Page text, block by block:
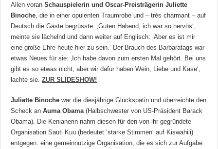
Allen voranSchauspielerin und Oscar-Preisträgerin Juliette
Binoche , die in einer opulenten Traumrobe und – trés charmant – auf
Deutsch die Gäste begrüsste: ‚Guten Habend, ich war so nervös‘,
meinte sie lächelnd und dann weiter auf Englisch: ‚Aber es ist mir
eine große Ehre heute hier zu sein.‘ Der Brauch des Barbaratags war
etwas Neues für sie: ‚Ich habe davon zum ersten Mal gehört. Bei uns
gibt es so etwas nicht, aber wir dafür haben Wein, Liebe und Käse‘,
lachte sie.ZUR SLIDESHOW!
Juliette Binoche war die diesjährige Glückspatin und überreichte den
Scheck anAuma Obama (Halbschwester von US-Präsident Barack
Obama). Die Kenianerin nahm diesen für den von ihr gegründete
Organisation Sauti Kuu (bedeutet ’starke Stimmen‘ auf Kiswahili)
entgegen: eine gemeinnützige Organisation, die es sich zur Aufgabe